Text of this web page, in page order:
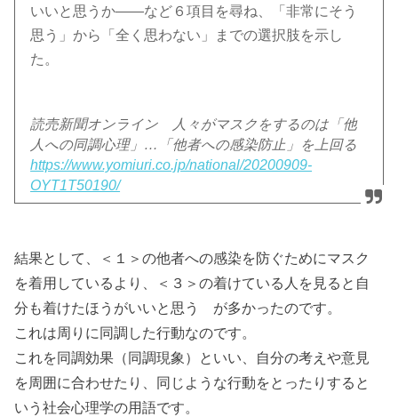
いいと思うか――など６項目を尋ね、「非常にそう
思う」から「全く思わない」までの選択肢を示し
た。
読売新聞オンライン 人々がマスクをするのは「他
人への同調心理」…「他者への感染防止」を上回る
https://www.yomiuri.co.jp/national/20200909-
OYT1T50190/
結果として、＜１＞の他者への感染を防ぐためにマスク
を着用しているより、＜３＞の着けている人を見ると自
分も着けたほうがいいと思う が多かったのです。
これは周りに同調した行動なのです。
これを同調効果（同調現象）といい、自分の考えや意見
を周囲に合わせたり、同じような行動をとったりすると
いう社会心理学の用語です。